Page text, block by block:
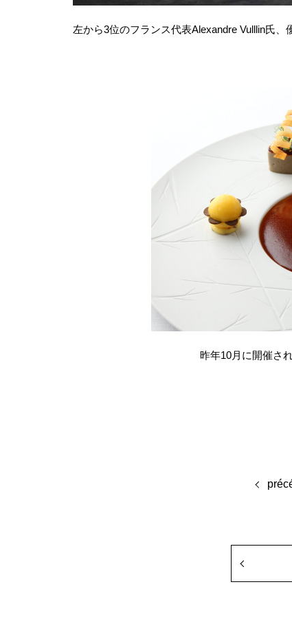
左から3位のフランス代表Alexandre Vulllin氏
昨年10月に開催さ